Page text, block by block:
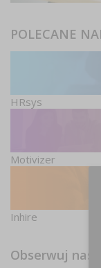
POLECANE
HRsys
Motivizer
Inhire
Obserwuj nas